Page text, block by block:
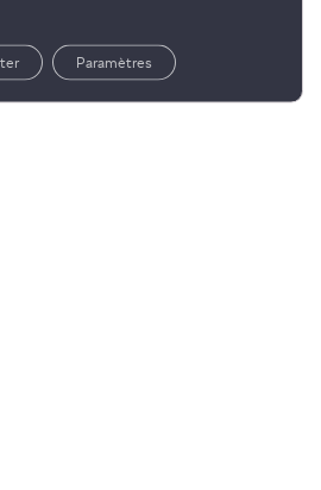
Paramètres